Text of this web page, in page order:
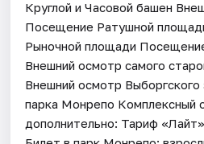
Круглой и Часовой башен
Посещение Ратушной
Рыночной площади
Внешний осмотр самого
Внешний осмотр
парка Монрепо Комплексный
дополнительно: Тариф